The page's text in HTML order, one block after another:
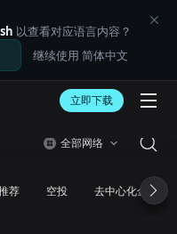
以查看对应语言内容？
继续使用 简体中文
立即下载
全部网络
荐 空投 去中心化金融